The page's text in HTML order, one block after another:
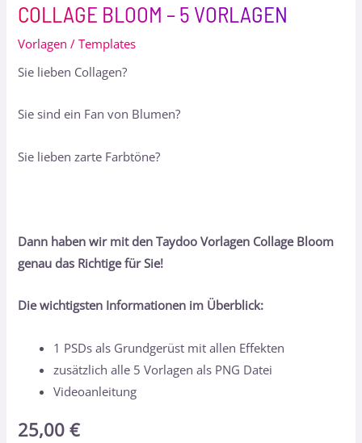
COLLAGE BLOOM – 5 VORLAGEN
Vorlagen / Templates
Sie lieben Collagen?
Sie sind ein Fan von Blumen?
Sie lieben zarte Farbtöne?
Dann haben wir mit den Taydoo Vorlagen Collage Bloom
genau das Richtige für Sie!
Die wichtigsten Informationen im Überblick:
1 PSDs als Grundgerüst mit allen Effekten
zusätzlich alle 5 Vorlagen als PNG Datei
Videoanleitung
25,00€